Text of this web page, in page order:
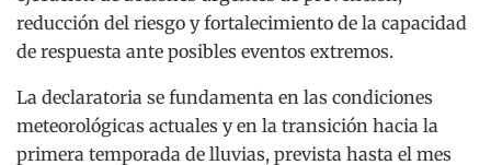
reducción del riesgo y fortalecimiento de la capacidad
de respuesta ante posibles eventos extremos.
La declaratoria se fundamenta en las condiciones
meteorológicas actuales y en la transición hacia la
primera temporada de lluvias, prevista hasta el mes